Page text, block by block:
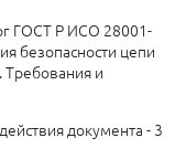
ГОСТ Р ИСО 28001-
безопасности цепи
Требования и
документа - 3